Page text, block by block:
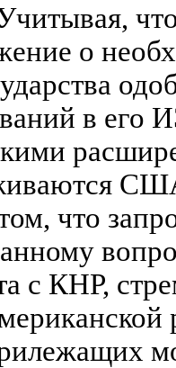
о
в его
что
с КНР,